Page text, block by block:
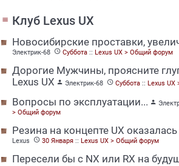
menu Клуб Lexus UX
Новосибирские проставки,
Электрик-68  Суббота :: Lexus UX > Общий форум
Дорогие Мужчины, проясните
Lexus UX  Электрик-68  Суббота :: Lexus
Вопросы по эксплуатации... 
> Общий форум
Резина на концепте UX
Lexus
 30 Января :: Lexus UX > Общий форум
Пересели бы с NX или RX на